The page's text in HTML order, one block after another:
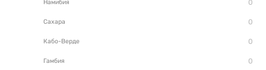
Намибия
Сахара
Кабо-Верде
Гамбия